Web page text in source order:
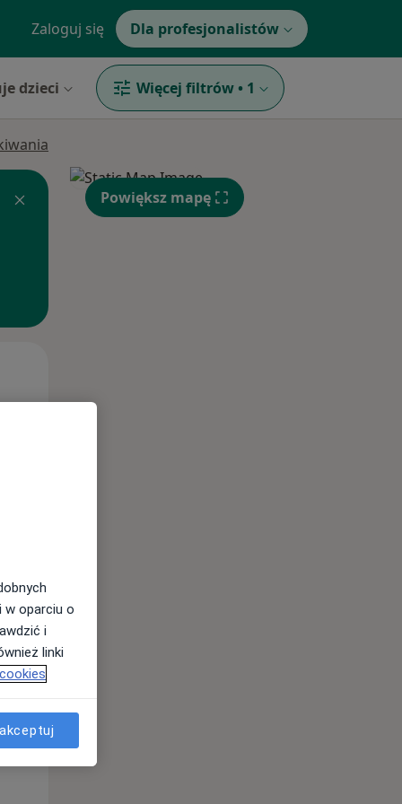
Zaloguj się Dla profesjonalistów
dzieci Więcej filtrów • 1
Wt,
11 Sie
Powiększ mapę
w oparciu o
i
linki